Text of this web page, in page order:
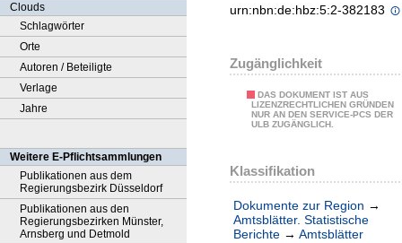
Clouds
Schlagwörter
Orte
Autoren / Beteiligte
Verlage
Jahre
Weitere E-Pflichtsammlungen
Publikationen aus dem
Regierungsbezirk Düsseldorf
Publikationen aus den
Regierungsbezirken Münster,
Arnsberg und Detmold
urn:nbn:de:hbz:5:2-382183
Zugänglichkeit
DAS DOKUMENT IST AUS
LIZENZRECHTLICHEN GRÜNDEN
NUR AN DEN SERVICE-PCS DER
ULB ZUGÄNGLICH.
Klassifikation
Dokumente zur Region →
Amtsblätter. Statistische
Berichte → Amtsblätter